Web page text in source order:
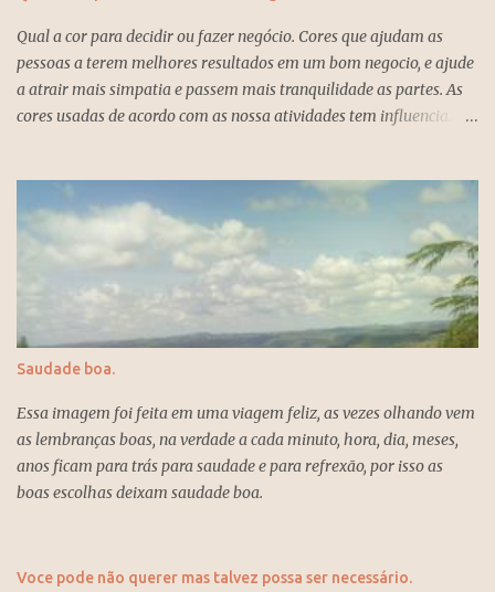
chegar ao sucesso. Quem é do ano um é uma pessoa que exige
liderança e criatividade das pessoas, e estão sempre dispostas a
assumir novos desafios para conseguirem realizar os seus
projetos, e o ano um é o ano da busca da independência e também
possibilidades, amor, força, determinação, individualismo, e
coragem e se deve ser persistente na vida para atingir os objetivos
um ano para se esquecer...
Qual a cor para decidir ou fazer negócio. Cores que ajudam as
pessoas a terem melhores resultados em um bom negocio, e ajude
a atrair mais simpatia e passem mais tranquilidade as partes. As
cores usadas de acordo com as nossa atividades tem influencia.
mais atraem tranquilidade, leveza, claridade e que transmite
firmeza eestabilidade. Esas são as cores para atrair boas energias
e mais apropriadas para essa ocasião. Azul empresarial, branco,
preto associada a cor branca e cinza, também cinza claro cai bem
para as mulheres e complemento para os homens. Entretenimento
Saudade boa.
Essa imagem foi feita em uma viagem feliz, as vezes olhando vem
as lembranças boas, na verdade a cada minuto, hora, dia, meses,
anos ficam para trás para saudade e para refrexão, por isso as
boas escolhas deixam saudade boa.
Voce pode não querer mas talvez possa ser necessário.